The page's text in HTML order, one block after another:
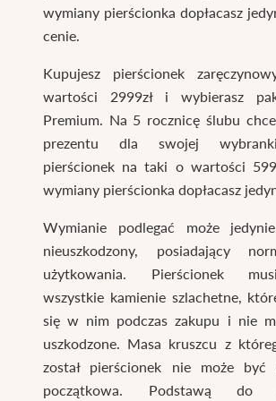
wymiany pierścionka dopłacasz
cenie.
Kupujesz pierścionek
wartości 2999zł i wybierasz
Premium. Na 5 rocznicę ślubu
prezentu dla swojej
pierścionek na taki o wartości
wymiany pierścionka dopłacasz
Wymianie podlegać może
nieuszkodzony, posiadający
użytkowania. Pierścionek
wszystkie kamienie szlachetne,
się w nim podczas zakupu i nie
uszkodzone. Masa kruszcu z
został pierścionek nie może być
początkowa. Podstawą do